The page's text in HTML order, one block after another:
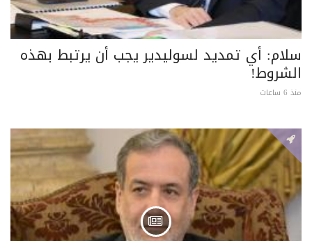
سلام: أي تمديد لسوليدير يجب أن يرتبط بهذه
الشروط!
منذ 6 ساعات